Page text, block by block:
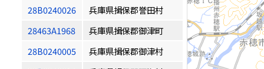
28B0240026
兵庫県揖保郡誉田村
28463A1968
兵庫県揖保郡御津町
28B0240005
兵庫県揖保郡御津村